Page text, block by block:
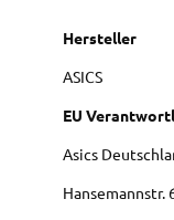
Hersteller
ASICS
EU
Asics
Hansemannstr.